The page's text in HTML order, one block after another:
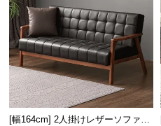
[幅164cm] 2人掛けレザーソファー